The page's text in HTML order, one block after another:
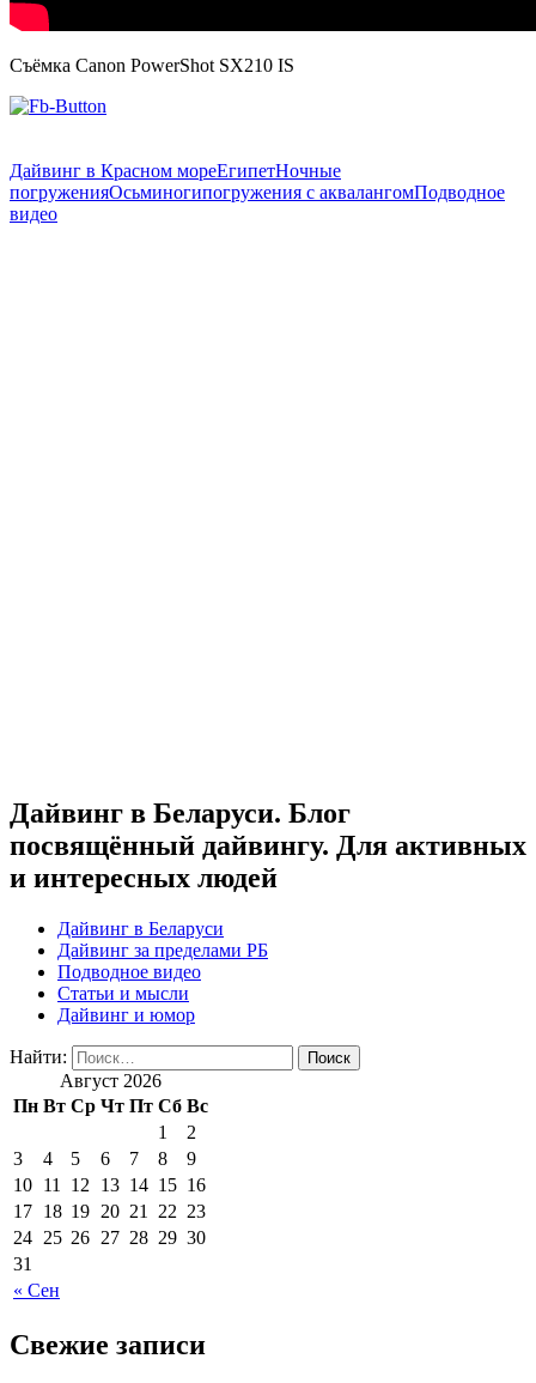
Съёмка Canon PowerShot SX210 IS
Дайвинг в Красном мореЕгипетНочные
погруженияОсьминогипогружения с аквалангомПодводное
видео
Дайвинг в Беларуси. Блог
посвящённый дайвингу. Для активных
и интересных людей
Дайвинг в Беларуси
Дайвинг за пределами РБ
Подводное видео
Статьи и мысли
Дайвинг и юмор
Найти:
Август 2026
Пн Вт Ср Чт Пт Сб Вс
« Сен
1
2
3
4 5 6 7 8
9
10 11 12 13 14 15 16
17 18 19 20 21 22 23
24 25 26 27 28 29 30
31
Свежие записи